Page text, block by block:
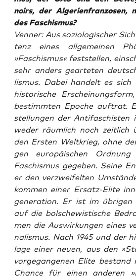
noirs, der Alge­ri­en­fran­zo­sen,
des Faschismus?
Ven­ner: Aus sozio­lo­gi­scher
tenz eines all­ge­mei­nen
»Faschis­mus« fest­stel­len,
sehr anders gear­te­ten
lis­mus. Dabei han­delt es sich
his­to­ri­sche
bestimm­ten Epo­che auf­trat.
stel­lun­gen der Anti­fa­schis­ten
weder räum­lich noch zeit­lich
den Ers­ten Welt­krieg, ohne
gen euro­päi­schen
Faschis­mus gege­ben. Sei­ne
er den ver­zwei­fel­ten
kom­men einer Ersatz-Eli­te
ge­nera­ti­on. Er ist im übri­gen
auf die bol­sche­wis­ti­sche
men die Aus­wir­kun­gen eines
na­lis­mus. Nach 1945 und der
la­ge einer neu­en, aus den
vor­ge­gan­ge­nen Eli­te bestand
Chan­ce für einen ande­ren